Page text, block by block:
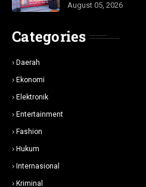
August 05, 2026
Categories
Daerah
Ekonomi
Elektronik
Entertainment
Fashion
Hukum
Internasional
Kriminal